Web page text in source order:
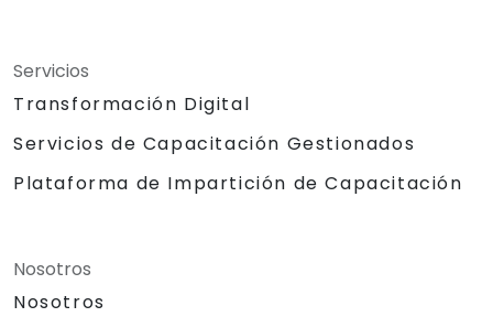
Servicios
Transformación Digital
Servicios de Capacitación Gestionados
Plataforma de Impartición de Capacitación
Nosotros
Nosotros